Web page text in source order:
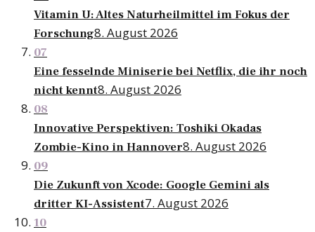
Vitamin U: Altes Naturheilmittel im Fokus der
Forschung8. August 2026
07
Eine fesselnde Miniserie bei Netflix, die ihr noch
nicht kennt8. August 2026
08
Innovative Perspektiven: Toshiki Okadas
Zombie-Kino in Hannover8. August 2026
09
Die Zukunft von Xcode: Google Gemini als
dritter KI-Assistent7. August 2026
10